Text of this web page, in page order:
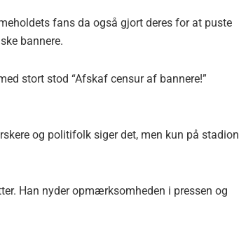
fans da også gjort deres for at puste
bannere.
stort stod “Afskaf censur af bannere!”
og politifolk siger det, men kun på stadion
Han nyder opmærksomheden i pressen og